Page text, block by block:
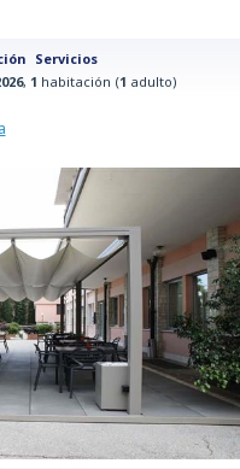
Servicios
, 1 habitación (1 adulto)